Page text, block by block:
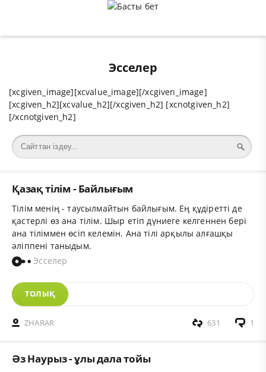
Эсселер
[xcgiven_image][xcvalue_image][/xcgiven_image]
[xcgiven_h2][xcvalue_h2][/xcgiven_h2] [xcnotgiven_h2]
[/xcnotgiven_h2]
Қазақ тілім - Байлығым
Тілім менің - таусылмайтын байлығым. Ең құдіретті де
қастерлі өз ана тілім. Шыр етіп дүниеге келгеннен бері
ана тіліммен өсіп келемін. Ана тілі арқылы алғашқы
әліппені таныдым.
Эсселер
ТОЛЫҚ
ZHARAR 1
631
Әз Наурыз - ұлы дала тойы